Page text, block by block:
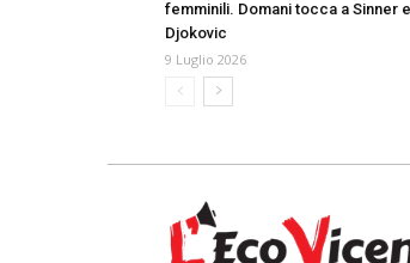
femminili. Domani tocca a Sinner e
Djokovic
9 Luglio 2026